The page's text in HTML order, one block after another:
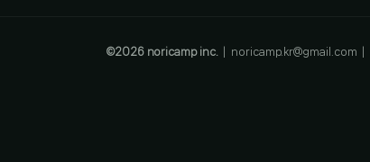
©2026noricamp inc. noricamp.kr@gmail.com